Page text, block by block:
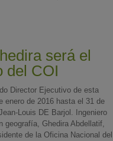
será el
del COI
Director Ejecutivo de esta
enero de 2016 hasta el 31 de
Louis DE Barjol. Ingeniero
geografía, Ghedira Abdellatif,
de la Oficina Nacional del